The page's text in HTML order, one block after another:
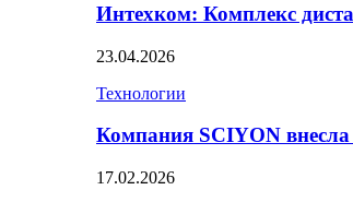
Интехком: Комплекс
23.04.2026
Технологии
Компания SCIYON
17.02.2026